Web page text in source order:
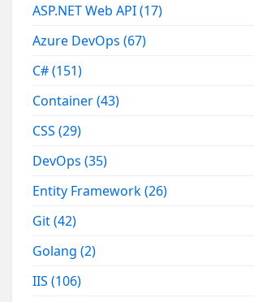
ASP.NET Web API(17)
Azure DevOps(67)
C#(151)
Container(43)
CSS(29)
DevOps(35)
Entity Framework(26)
Git(42)
Golang(2)
IIS(106)